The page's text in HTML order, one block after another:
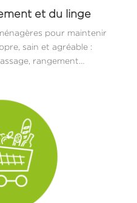
et du linge
pour maintenir
sain et agréable :
rangement…